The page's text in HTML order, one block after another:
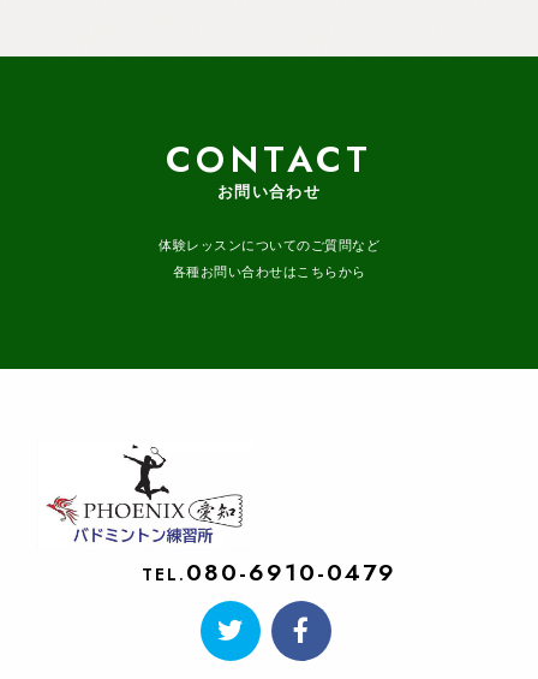
CONTACT
お問い合わせ
体験レッスンについてのご質問など
各種お問い合わせはこちらから
TEL. 080-6910-0479